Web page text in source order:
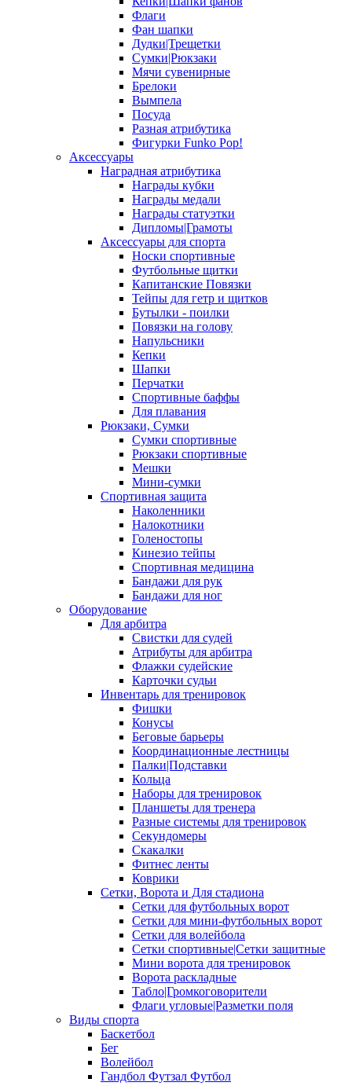
Флаги
Фан шапки
Дудки|Трещетки
Сумки|Рюкзаки
Мячи сувенирные
Брелоки
Вымпела
Посуда
Разная атрибутика
Фигурки Funko Pop!
Аксессуары
Наградная атрибутика
Награды кубки
Награды медали
Награды статуэтки
Дипломы|Грамоты
Аксессуары для спорта
Носки спортивные
Футбольные щитки
Капитанские Повязки
Тейпы для гетр и щитков
Бутылки - поилки
Повязки на голову
Напульсники
Кепки
Шапки
Перчатки
Спортивные баффы
Для плавания
Рюкзаки, Сумки
Сумки спортивные
Рюкзаки спортивные
Мешки
Мини-сумки
Спортивная защита
Наколенники
Налокотники
Голеностопы
Кинезио тейпы
Спортивная медицина
Бандажи для рук
Бандажи для ног
Оборудование
Для арбитра
Свистки для судей
Атрибуты для арбитра
Флажки судейские
Карточки судьи
Инвентарь для тренировок
Фишки
Конусы
Беговые барьеры
Координационные лестницы
Палки|Подставки
Кольца
Наборы для тренировок
Планшеты для тренера
Разные системы для тренировок
Секундомеры
Скакалки
Фитнес ленты
Коврики
Сетки, Ворота и Для стадиона
Сетки для футбольных ворот
Сетки для мини-футбольных ворот
Сетки для волейбола
Сетки спортивные|Сетки защитные
Мини ворота для тренировок
Ворота раскладные
Табло|Громкоговорители
Флаги угловые|Разметки поля
Виды спорта
Баскетбол
Бег
Волейбол
Гандбол Футзал Футбол